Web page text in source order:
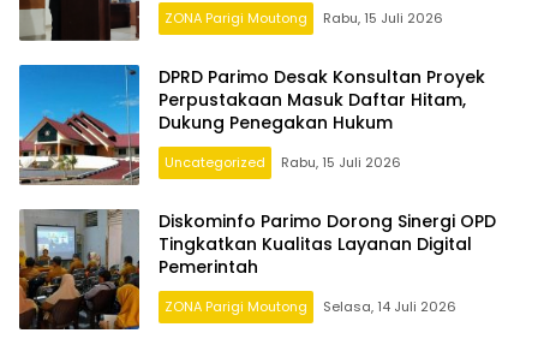
ZONA Parigi Moutong Rabu, 15 Juli 2026
DPRD Parimo Desak Konsultan Proyek
Perpustakaan Masuk Daftar Hitam,
Dukung Penegakan Hukum
Uncategorized Rabu, 15 Juli 2026
Diskominfo Parimo Dorong Sinergi OPD
Tingkatkan Kualitas Layanan Digital
Pemerintah
ZONA Parigi Moutong Selasa, 14 Juli 2026